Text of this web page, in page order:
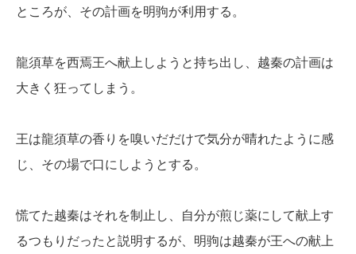
ところが、その計画を明驹が利用する。
龍須草を西焉王へ献上しようと持ち出し、越秦の計画は
大きく狂ってしまう。
王は龍須草の香りを嗅いだだけで気分が晴れたように感
じ、その場で口にしようとする。
慌てた越秦はそれを制止し、自分が煎じ薬にして献上す
るつもりだったと説明するが、明驹は越秦が王への献上